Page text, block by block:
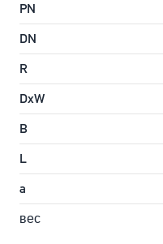
PN
DN
R
DxW
B
L
a
вес